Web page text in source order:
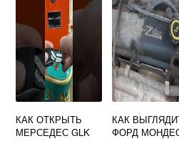
КАК ОТКРЫТЬ
МЕРСЕДЕС GLK
КАК
ФОРД